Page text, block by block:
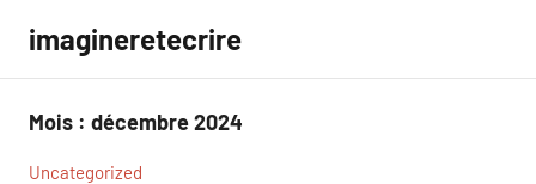
contenu
imagineretecrire
Mois : décembre 2024
Uncategorized